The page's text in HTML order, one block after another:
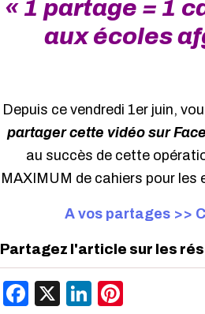
« 1 partage = 1
aux écoles
Depuis ce vendredi 1er juin,
partager cette vidéo sur
au succès de cette
MAXIMUM de cahiers pour les
A vos partages >>
Partagez l'article sur les
Facebook
X LinkedIn